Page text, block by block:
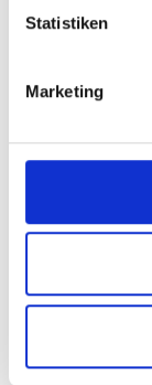
Statistiken
Marketing